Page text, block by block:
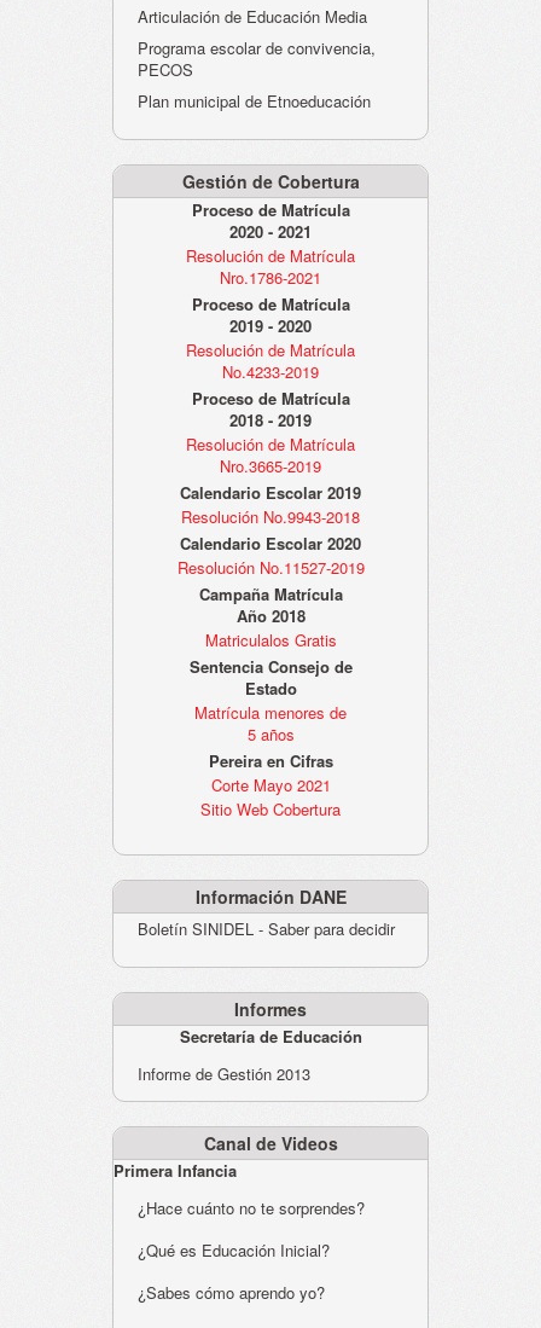
Articulación de Educación Media
Programa escolar de convivencia,
PECOS
Plan municipal de Etnoeducación
Gestión de Cobertura
Proceso de Matrícula
2020 - 2021
Resolución de Matrícula
Nro.1786-2021
Proceso de Matrícula
2019 - 2020
Resolución de Matrícula
No.4233-2019
Proceso de Matrícula
2018 - 2019
Resolución de Matrícula
Nro.3665-2019
Calendario Escolar 2019
Resolución No.9943-2018
Calendario Escolar 2020
Resolución No.11527-2019
Campaña Matrícula
Año 2018
Matriculalos Gratis
Sentencia Consejo de
Estado
Matrícula menores de
5 años
Pereira en Cifras
Corte Mayo 2021
Sitio Web Cobertura
Información DANE
Boletín SINIDEL - Saber para decidir
Informes
Secretaría de Educación
Informe de Gestión 2013
Canal de Videos
Primera Infancia
¿Hace cuánto no te sorprendes?
¿Qué es Educación Inicial?
¿Sabes cómo aprendo yo?